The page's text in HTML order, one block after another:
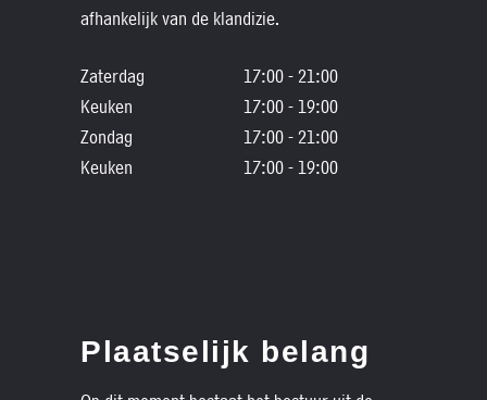
afhankelijk van de klandizie.
Zaterdag
17:00 - 21:00
Keuken
17:00 - 19:00
Zondag
17:00 - 21:00
Keuken
17:00 - 19:00
Plaatselijk belang